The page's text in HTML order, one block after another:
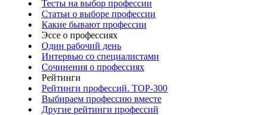
Тесты на выбор профессии
Статьи о выборе профессии
Какие бывают профессии
Эссе о профессиях
Один рабочий день
Интервью со специалистами
Сочинения о профессиях
Рейтинги
Рейтинги профессий. TOP-300
Выбираем профессию вместе
Другие рейтинги профессий